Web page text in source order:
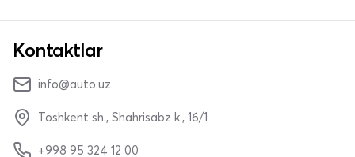
Kontaktlar
info@auto.uz
Toshkent sh., Shahrisabz k., 16/1
+998 95 324 12 00